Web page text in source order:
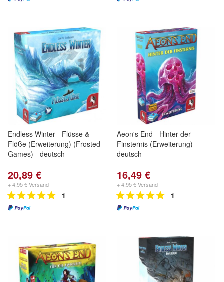
Endless Winter - Flüsse &
Flöße (Erweiterung) (Frosted
Games) - deutsch
20,89 €
+ 4,95 € Versand
1
Aeon's End - Hinter der
Finsternis (Erweiterung) -
deutsch
16,49 €
+ 4,95 € Versand
1